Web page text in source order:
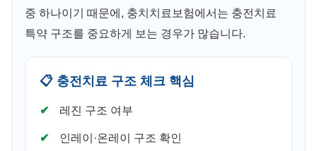
중 하나이기 때문에, 충치치료보험에서는 충전치료
특약 구조를 중요하게 보는 경우가 많습니다.
📋 충전치료 구조 체크 핵심
레진 구조 여부
인레이·온레이 구조 확인